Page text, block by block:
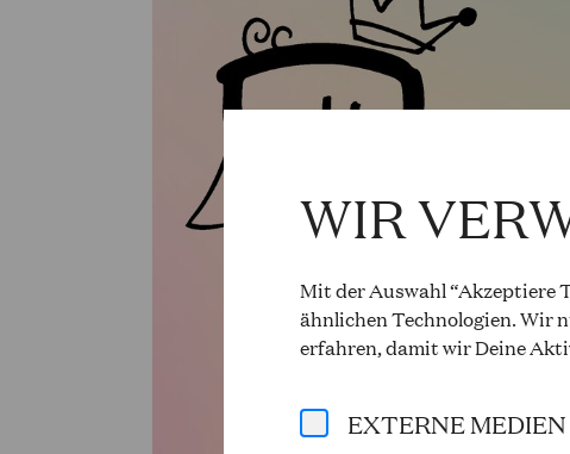
WIR
Mit der Auswahl “Akzeptiere
ähnlichen Technologien. Wir
erfahren, damit wir Deine
EXTERNE MEDIEN